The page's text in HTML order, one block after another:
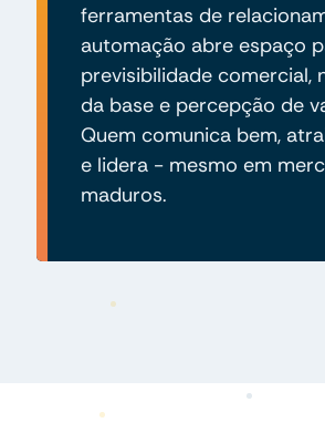
ferramentas de
automação abre espaço
previsibilidade comercial,
da base e percepção de
Quem comunica bem,
e lidera - mesmo em
maduros.